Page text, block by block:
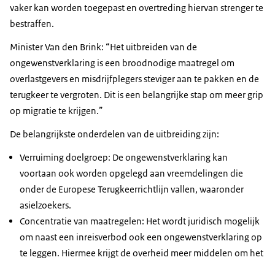
vaker kan worden toegepast en overtreding hiervan strenger te
bestraffen.
Minister Van den Brink: “Het uitbreiden van de
ongewenstverklaring is een broodnodige maatregel om
overlastgevers en misdrijfplegers steviger aan te pakken en de
terugkeer te vergroten. Dit is een belangrijke stap om meer grip
op migratie te krijgen.”
De belangrijkste onderdelen van de uitbreiding zijn:
Verruiming doelgroep: De ongewenstverklaring kan
voortaan ook worden opgelegd aan vreemdelingen die
onder de Europese Terugkeerrichtlijn vallen, waaronder
asielzoekers.
Concentratie van maatregelen: Het wordt juridisch mogelijk
om naast een inreisverbod ook een ongewenstverklaring op
te leggen. Hiermee krijgt de overheid meer middelen om het